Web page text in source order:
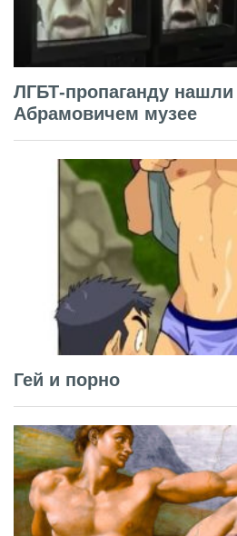
ЛГБТ-пропаганду
Абрамовичем музее
Гей и порно